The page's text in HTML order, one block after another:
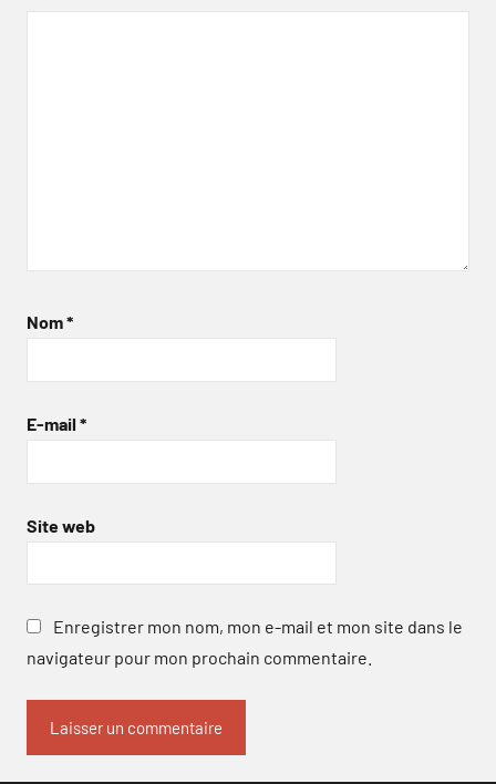
Nom*
E-mail *
Site web
Enregistrer mon nom, mon e-mail et mon site dans le
navigateur pour mon prochain commentaire.